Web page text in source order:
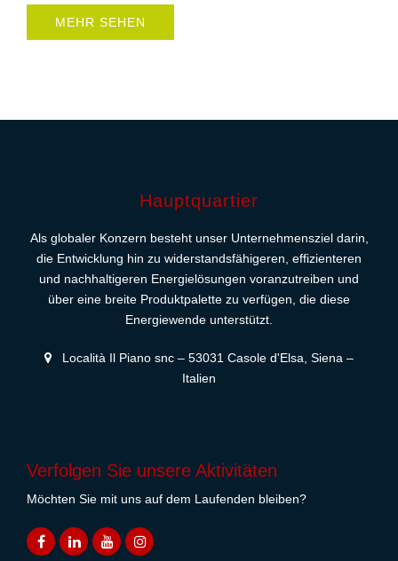
MEHR SEHEN
Hauptquartier
Als globaler Konzern besteht unser Unternehmensziel darin,
die Entwicklung hin zu widerstandsfähigeren, effizienteren
und nachhaltigeren Energielösungen voranzutreiben und
über eine breite Produktpalette zu verfügen, die diese
Energiewende unterstützt.
Località Il Piano snc – 53031 Casole d'Elsa, Siena –
Italien
Verfolgen Sie unsere Aktivitäten
Möchten Sie mit uns auf dem Laufenden bleiben?